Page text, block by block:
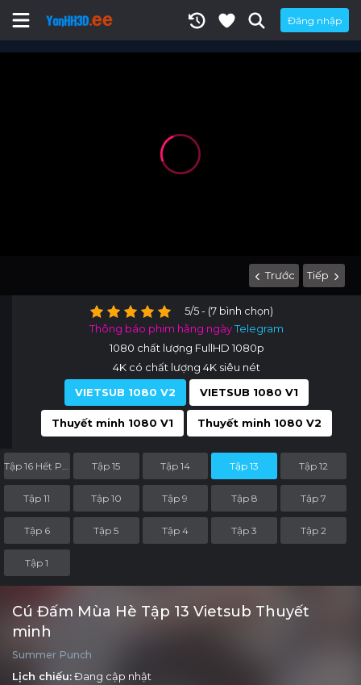
Đăng nhập
Trước Tiếp
5/5 - (7 bình chọn)
Thông báo phim hằng ngàyTelegram
1080 chất lượng FullHD 1080p
4K có chất lượng 4K siêu nét
VIETSUB 1080 V2
VIETSUB 1080 V1
Thuyết minh 1080 V1 Thuyết minh 1080 V2
Tập 15 Tập 14 Tập 13 Tập 12
Tập 11 Tập 10 Tập 9 Tập 8 Tập 7
Tập 6 Tập 5 Tập 4 Tập 3 Tập 2
Tập 1
Cú Đấm Mùa Hè Tập 13 Vietsub Thuyết
minh
Summer Punch
Lịch chiếu:Đang cập nhật